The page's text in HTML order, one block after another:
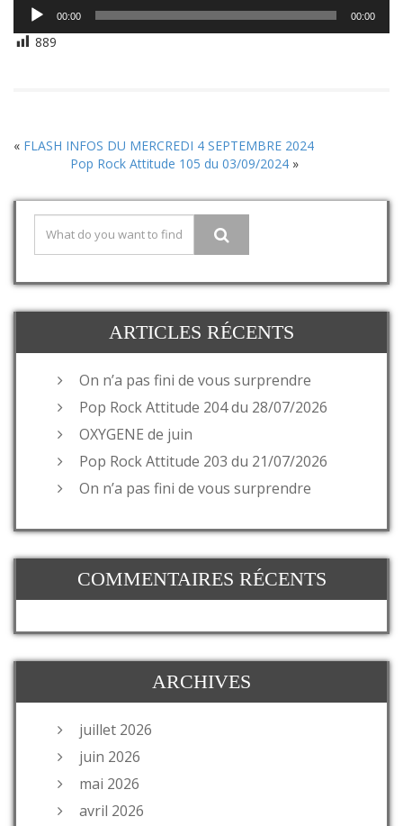
Lecteur
audio
00:00 00:00
889
« FLASH INFOS DU MERCREDI 4 SEPTEMBRE 2024
Pop Rock Attitude 105 du 03/09/2024»
ARTICLES RÉCENTS
On n’a pas fini de vous surprendre
Pop Rock Attitude 204 du 28/07/2026
OXYGENE de juin
Pop Rock Attitude 203 du 21/07/2026
On n’a pas fini de vous surprendre
COMMENTAIRES RÉCENTS
ARCHIVES
juillet 2026
juin 2026
mai 2026
avril 2026